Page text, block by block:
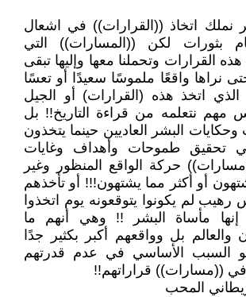
نملك اتخاذ ((القرارات)) في اشعال
بثورات لكن ((المسارات)) التي
القرارات وتحملنا معها وإليها تبقى
نراها واقعًا ملموسًا سعيدًا أو تعسًا
الذي اتخذ هذه (القرارات) أو الجيل
مهم نتعلمه من قراءة التاريخ!! بل
البشر العاديين حينما يتخذون
تحقيق طموحات وأهداف وغايات
حركة الواقع المنظور وغير
أو أكثر مما يشتهون!!! أو تأخذهم
لم يكونوا يتوقعونه يوم اتخذوا
إنها مأساة البشر !! وهي أنهم ما
والعالم بل وواقعهم أكبر بكثير جدًا
السبب الأساسي في عدم قدرتهم
في ((مسارات)) قراراتهم!!
المحب